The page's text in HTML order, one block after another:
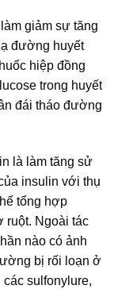
giảm sự tăng
đường huyết
hiệp đồng
trong huyết
đái tháo đường
là làm tăng sử
insulin với thụ
tổng hợp
ruột. Ngoài tác
nào có ảnh
bị rối loạn ở
sulfonylure,